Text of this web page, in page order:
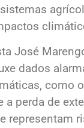
José
dados
como
a perda de
representam